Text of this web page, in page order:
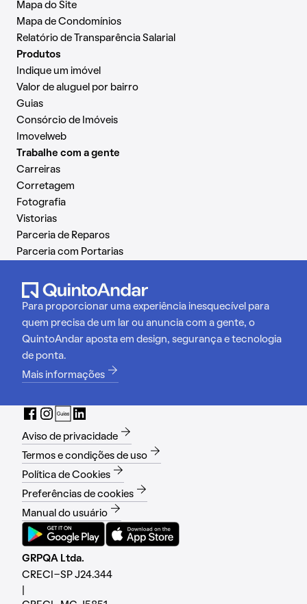
Mapa do Site
Mapa de Condomínios
Relatório de Transparência Salarial
Produtos
Indique um imóvel
Valor de aluguel por bairro
Guias
Consórcio de Imóveis
Imovelweb
Trabalhe com a gente
Carreiras
Corretagem
Fotografia
Vistorias
Parceria de Reparos
Parceria com Portarias
Para proporcionar uma experiência inesquecível para
quem precisa de um lar ou anuncia com a gente, o
QuintoAndar aposta em design, segurança e tecnologia
de ponta.
Mais informações
Aviso de privacidade
Termos e condições de uso
Política de Cookies
Preferências de cookies
Manual do usuário
GRPQA Ltda.
CRECI-SP J24.344